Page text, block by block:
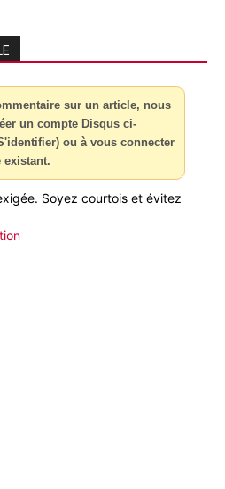
sur un article, nous
un compte Disqus ci-
ou à vous connecter
existant.
Soyez courtois et évitez